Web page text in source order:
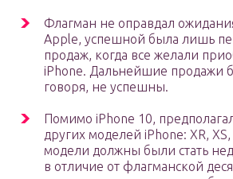
Флагман не оправдал
Apple, успешной была лишь
продаж, когда все желали
iPhone. Дальнейшие продажи
говоря, не успешны.
Помимо iPhone 10,
других моделей iPhone: XR,
модели должны были стать
в отличие от флагманской